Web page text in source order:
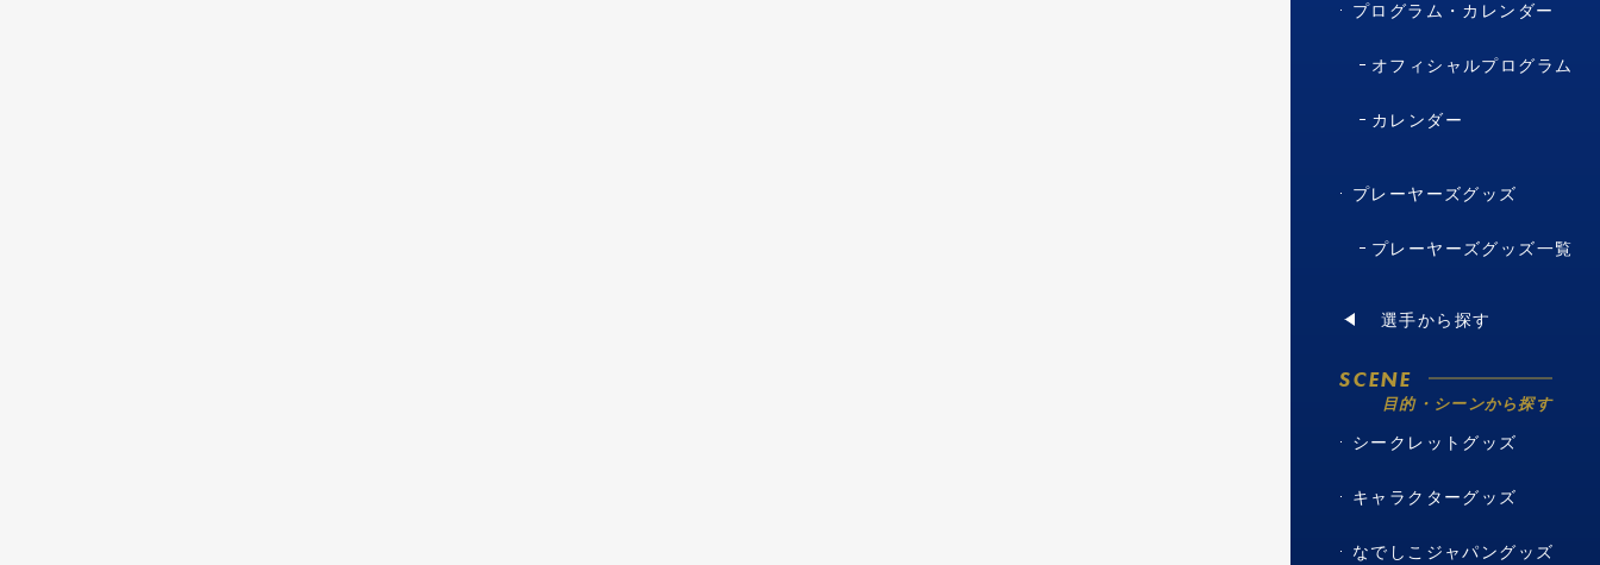
プログラム・カレンダー
オフィシャルプログラム
カレンダー
プレーヤーズグッズ
プレーヤーズグッズ一覧
選手から探す
SCENE
目的・シーンから探す
シークレットグッズ
キャラクターグッズ
なでしこジャパングッズ